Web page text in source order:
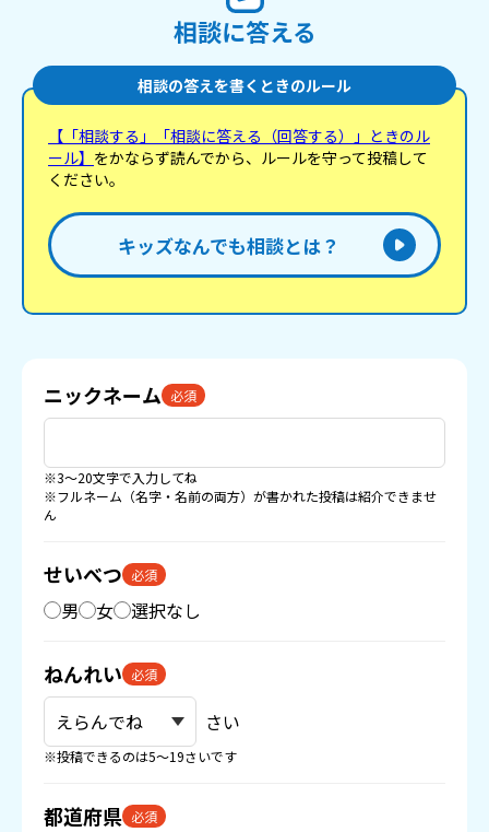
相談に答える
相談の答えを書くときのルール
【「相談する」「相談に答える（回答する）」ときのル
ール】 をかならず読んでから、ルールを守って投稿して
ください。
キッズなんでも相談とは？
ニックネーム 必須
※3〜20文字で入力してね
※フルネーム（名字・名前の両方）が書かれた投稿は紹介できませ
ん
せいべつ 必須
男 女 選択なし
ねんれい 必須
さい
※投稿できるのは5〜19さいです
都道府県 必須